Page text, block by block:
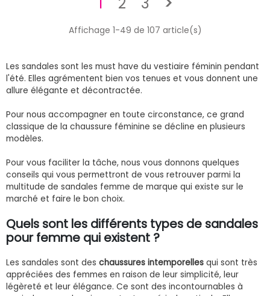
Affichage 1-49 de 107 article(s)
Les sandales sont les must have du vestiaire féminin pendant
l'été. Elles agrémentent bien vos tenues et vous donnent une
allure élégante et décontractée.
Pour nous accompagner en toute circonstance, ce grand
classique de la chaussure féminine se décline en plusieurs
modèles.
Pour vous faciliter la tâche, nous vous donnons quelques
conseils qui vous permettront de vous retrouver parmi la
multitude de sandales femme de marque qui existe sur le
marché et faire le bon choix.
Quels sont les différents types de sandales
pour femme qui existent ?
Les sandales sont des chaussures intemporelles qui sont très
appréciées des femmes en raison de leur simplicité, leur
légèreté et leur élégance. Ce sont des incontournables à